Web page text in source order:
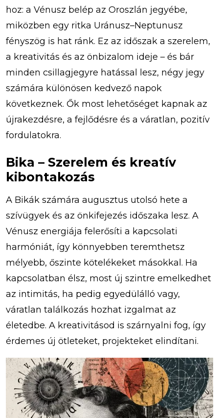
hoz: a Vénusz belép az Oroszlán jegyébe,
miközben egy ritka Uránusz–Neptunusz
fényszög is hat ránk. Ez az időszak a szerelem,
a kreativitás és az önbizalom ideje – és bár
minden csillagjegyre hatással lesz, négy jegy
számára különösen kedvező napok
következnek. Ők most lehetőséget kapnak az
újrakezdésre, a fejlődésre és a váratlan, pozitív
fordulatokra.
Bika – Szerelem és kreatív
kibontakozás
A Bikák számára augusztus utolsó hete a
szívügyek és az önkifejezés időszaka lesz. A
Vénusz energiája felerősíti a kapcsolati
harmóniát, így könnyebben teremthetsz
mélyebb, őszinte kötelékeket másokkal. Ha
kapcsolatban élsz, most új szintre emelkedhet
az intimitás, ha pedig egyedülálló vagy,
váratlan találkozás hozhat izgalmat az
életedbe. A kreativitásod is szárnyalni fog, így
érdemes új ötleteket, projekteket elindítani.